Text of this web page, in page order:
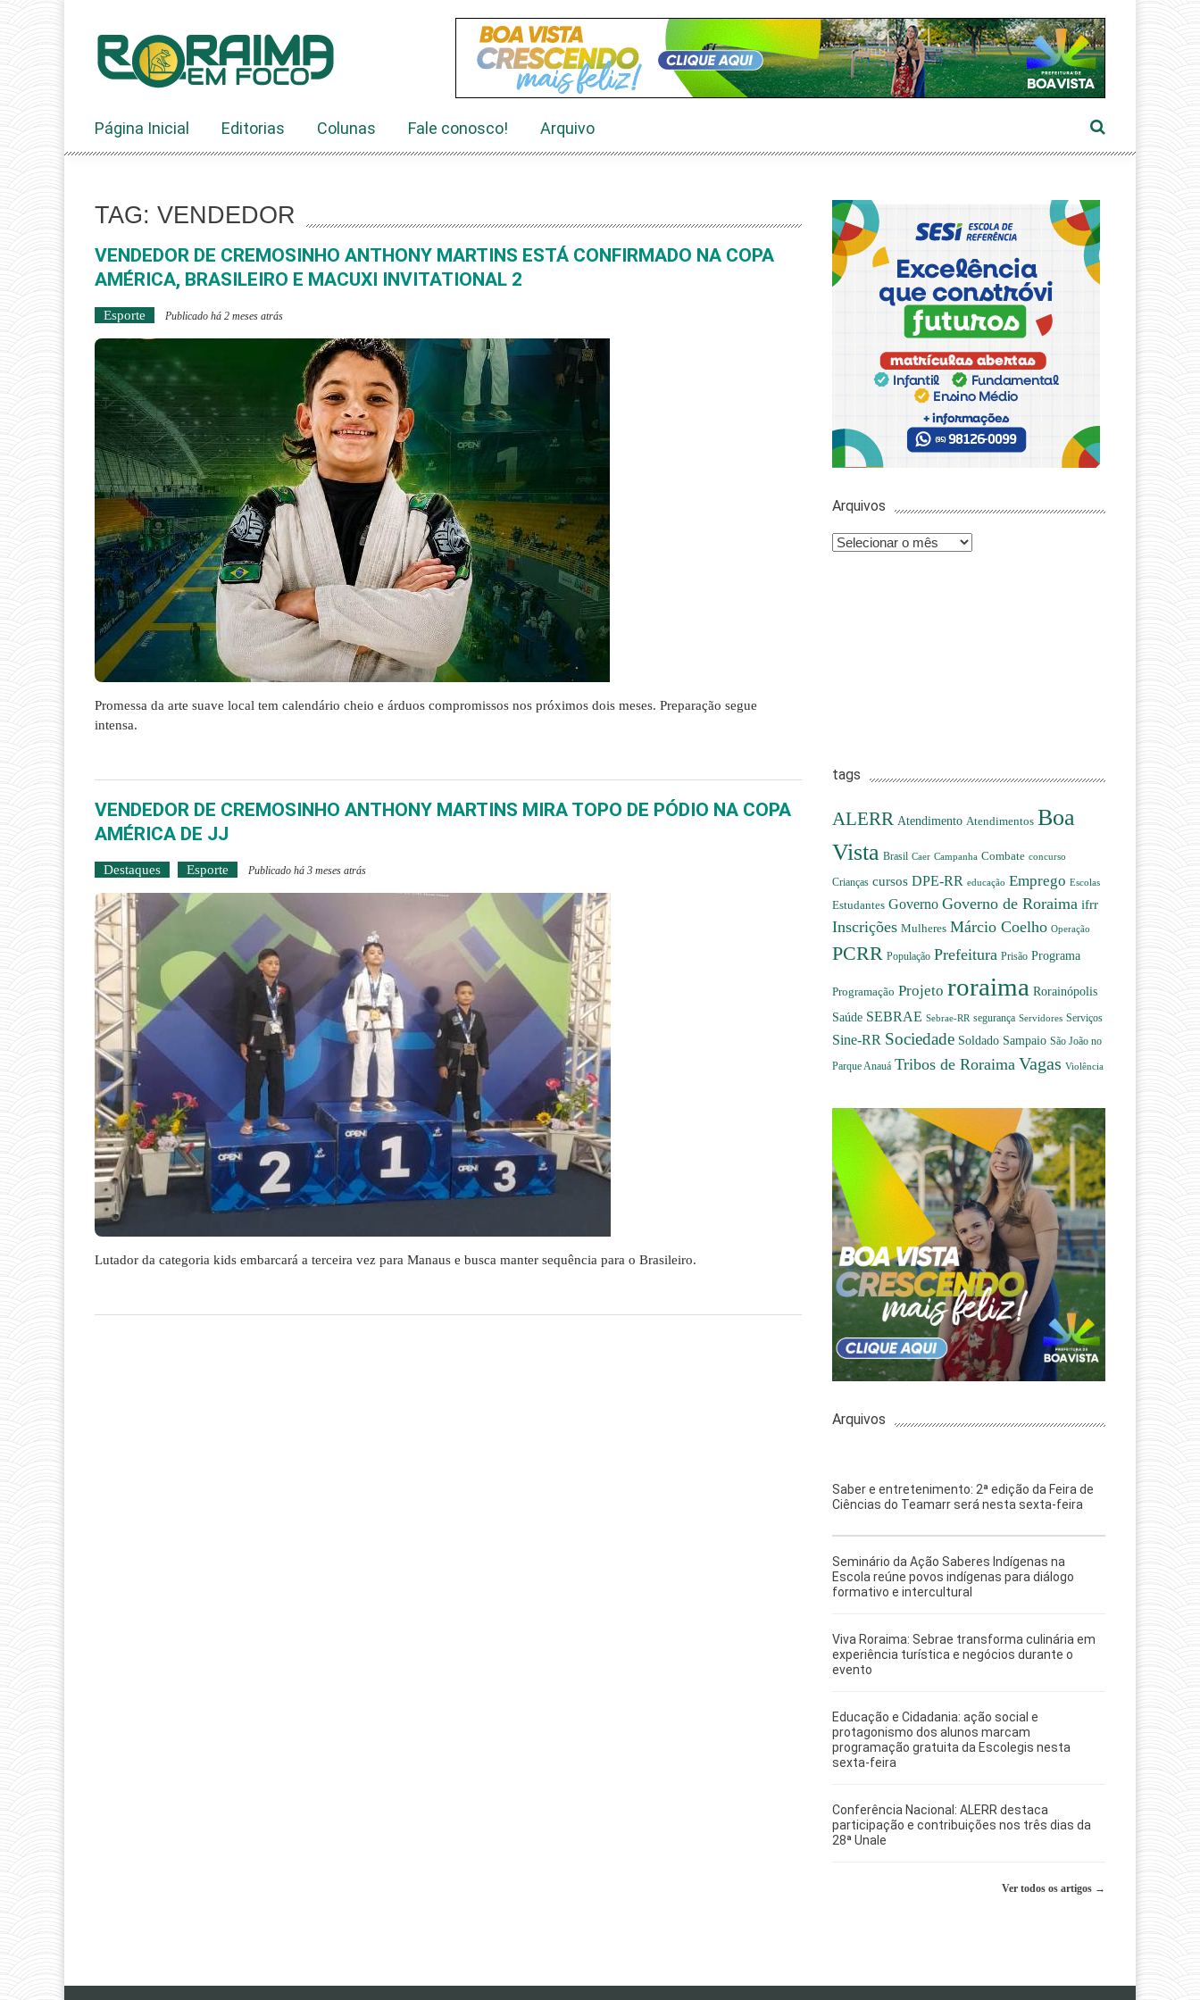
conteúdo
Página Inicial Editorias Colunas Fale conosco! Arquivo
TAG: VENDEDOR
VENDEDOR DE CREMOSINHO ANTHONY MARTINS ESTÁ CONFIRMADO NA COPA
AMÉRICA, BRASILEIRO E MACUXI INVITATIONAL 2
Esporte Publicado há 2 meses atrás
Promessa da arte suave local tem calendário cheio e árduos compromissos nos próximos dois meses. Preparação segue
intensa.
VENDEDOR DE CREMOSINHO ANTHONY MARTINS MIRA TOPO DE PÓDIO NA COPA
AMÉRICA DE JJ
Destaques Esporte Publicado há 3 meses atrás
Lutador da categoria kids embarcará a terceira vez para Manaus e busca manter sequência para o Brasileiro.
Arquivos
Arquivos
tags
ALERR Atendimento Atendimentos Boa
Vista Brasil Caer Campanha Combate concurso
Crianças cursos DPE-RR educação Emprego Escolas
Estudantes Governo Governo de Roraima ifrr
Inscrições Mulheres Márcio Coelho Operação
PCRR População Prefeitura Prisão Programa
Programação Projeto roraima Rorainópolis
Saúde SEBRAE Sebrae-RR segurança Servidores Serviços
Sine-RR Sociedade Soldado Sampaio São João no
Parque Anauá Tribos de Roraima Vagas Violência
Arquivos
Saber e entretenimento: 2ª edição da Feira de
Ciências do Teamarr será nesta sexta-feira
Seminário da Ação Saberes Indígenas na
Escola reúne povos indígenas para diálogo
formativo e intercultural
Viva Roraima: Sebrae transforma culinária em
experiência turística e negócios durante o
evento
Educação e Cidadania: ação social e
protagonismo dos alunos marcam
programação gratuita da Escolegis nesta
sexta-feira
Conferência Nacional: ALERR destaca
participação e contribuições nos três dias da
28ª Unale
Ver todos os artigos →